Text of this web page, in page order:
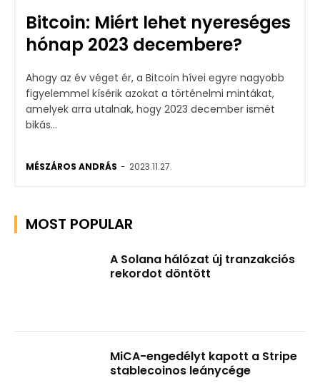
Bitcoin: Miért lehet nyereséges
hónap 2023 decembere?
Ahogy az év véget ér, a Bitcoin hívei egyre nagyobb
figyelemmel kísérik azokat a történelmi mintákat,
amelyek arra utalnak, hogy 2023 december ismét
bikás...
MÉSZÁROS ANDRÁS - 2023.11.27.
MOST POPULAR
A Solana hálózat új tranzakciós
rekordot döntött
MiCA-engedélyt kapott a Stripe
stablecoinos leánycége